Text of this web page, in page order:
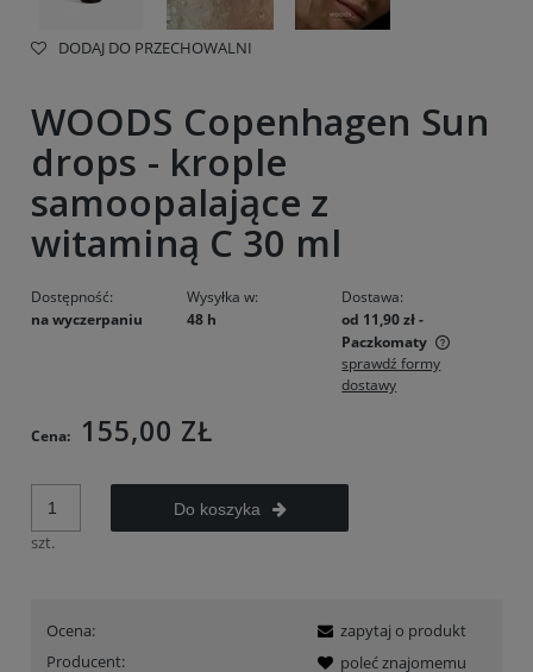
DODAJ DO PRZECHOWALNI
WOODS Copenhagen Sun
drops - krople
samoopalające z
witaminą C 30 ml
Dostępność:
na wyczerpaniu
Wysyłka w:
48 h
Dostawa:
od 11,90 zł-
Paczkomaty
Cena nie zawiera ewentualnych kosztów płatności
sprawdź formy
dostawy
Cena: 155,00 ZŁ
szt.
Do koszyka
Ocena:
Producent:
zapytaj o produkt
poleć znajomemu